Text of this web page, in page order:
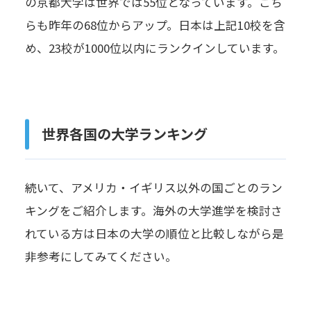
らも昨年の68位からアップ。日本は上記10校を含
め、23校が1000位以内にランクインしています。
世界各国の大学ランキング
続いて、アメリカ・イギリス以外の国ごとのラン
キングをご紹介します。海外の大学進学を検討さ
れている方は日本の大学の順位と比較しながら是
非参考にしてみてください。